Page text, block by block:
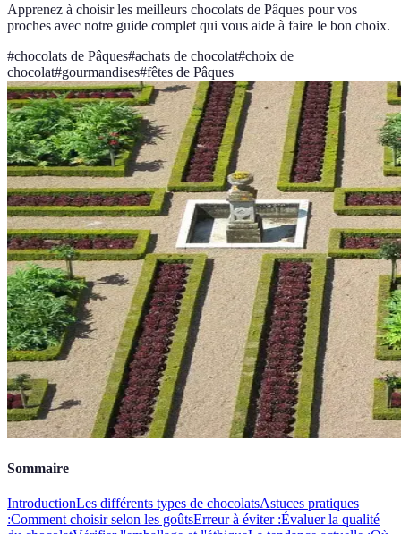
Apprenez à choisir les meilleurs chocolats de Pâques pour vos
proches avec notre guide complet qui vous aide à faire le bon choix.
#chocolats de Pâques#achats de chocolat#choix de
chocolat#gourmandises#fêtes de Pâques
Sommaire
IntroductionLes différents types de chocolatsAstuces pratiques
:Comment choisir selon les goûtsErreur à éviter :Évaluer la qualité